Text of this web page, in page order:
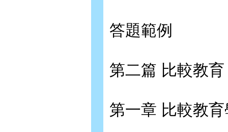
答題範例
第二篇 比較教育
第一章 比較教